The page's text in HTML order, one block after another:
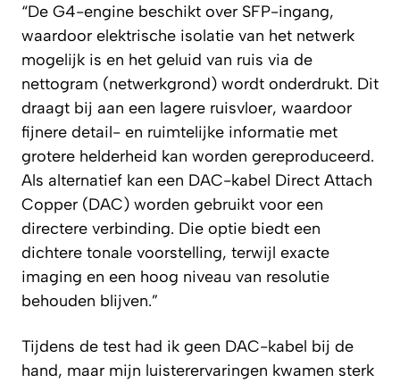
“De G4-engine beschikt over SFP-ingang,
waardoor elektrische isolatie van het netwerk
mogelijk is en het geluid van ruis via de
nettogram (netwerkgrond) wordt onderdrukt. Dit
draagt bij aan een lagere ruisvloer, waardoor
fijnere detail- en ruimtelijke informatie met
grotere helderheid kan worden gereproduceerd.
Als alternatief kan een DAC-kabel Direct Attach
Copper (DAC) worden gebruikt voor een
directere verbinding. Die optie biedt een
dichtere tonale voorstelling, terwijl exacte
imaging en een hoog niveau van resolutie
behouden blijven.”
Tijdens de test had ik geen DAC-kabel bij de
hand, maar mijn luisterervaringen kwamen sterk